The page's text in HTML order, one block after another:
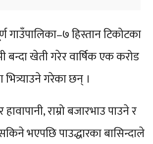
गाउँपालिका–७ हिस्तान टिकोटका
खेती गरेर वार्षिक एक करोड
गरेका छन् ।
राम्रो बजारभाउ पाउने र
भएपछि पाउद्धारका बासिन्दाले